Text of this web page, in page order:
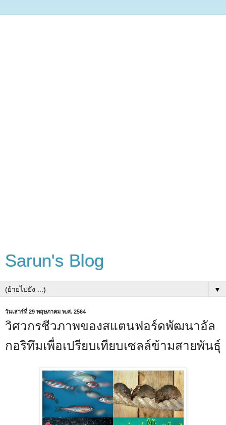
Sarun's Blog
▼
วันเสาร์ที่ 29 พฤษภาคม พ.ศ. 2564
วิศวกรชีวภาพของสแตนฟอร์ดพัฒนาอัล
กอริทึมเพื่อเปรียบเทียบเซลล์ข้ามสายพันธุ์